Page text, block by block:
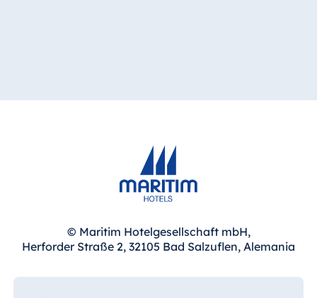
© Maritim Hotelgesellschaft mbH,
Herforder Straße 2, 32105 Bad Salzuflen, Alemania